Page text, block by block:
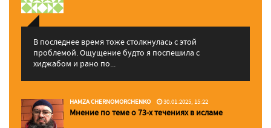
В последнее время тоже столкнулась с этой
проблемой. Ощущение будто я поспешила с
хиджабом и рано по...
HAMZA CHERNOMORCHENKO 30.01.2025, 15:22
Мнение по теме о 73-х течениях в исламе